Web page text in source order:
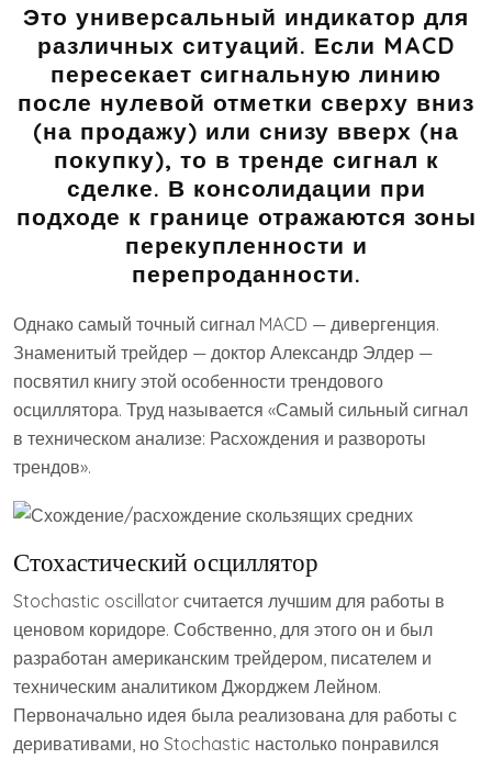
Это универсальный индикатор для
различных ситуаций. Если MACD
пересекает сигнальную линию
после нулевой отметки сверху вниз
(на продажу) или снизу вверх (на
покупку), то в тренде сигнал к
сделке. В консолидации при
подходе к границе отражаются зоны
перекупленности и
перепроданности.
Однако самый точный сигнал MACD — дивергенция.
Знаменитый трейдер — доктор Александр Элдер —
посвятил книгу этой особенности трендового
осциллятора. Труд называется «Самый сильный сигнал
в техническом анализе: Расхождения и развороты
трендов».
Стохастический осциллятор
Stochastic oscillator считается лучшим для работы в
ценовом коридоре. Собственно, для этого он и был
разработан американским трейдером, писателем и
техническим аналитиком Джорджем Лейном.
Первоначально идея была реализована для работы с
деривативами, но Stochastic настолько понравился